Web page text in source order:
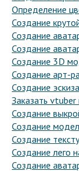
Определение
Создание
Создание
Создание
Создание 3D
Создание арт-
Создание
Заказать
Создание
Создание
Создание
Создание лего
Создание